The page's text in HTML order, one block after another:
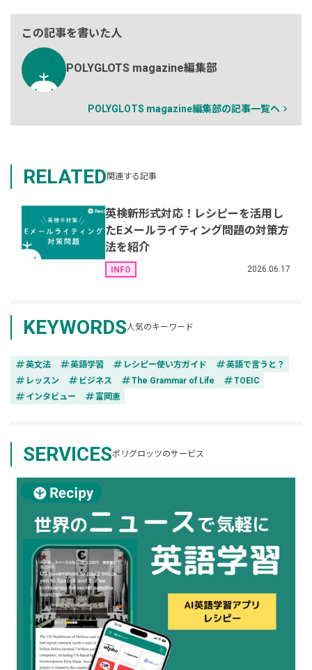
この記事を書いた人
POLYGLOTS magazine編集部
POLYGLOTS magazine編集部の記事一覧へ
RELATED 関連する記事
英検新形式対応！レシピーを活用し
たEメールライティング問題の対策方
法を紹介
INFO 2026.06.17
KEYWORDS人気のキーワード
tag英文法 tag英語学習 tag レシピー使い方ガイド tag英語で言うと？
tag レッスン tag ビジネス tagThe Grammar of Life tagTOEIC
tag インタビュー tag富岡恵
SERVICESポリグロッツのサービス